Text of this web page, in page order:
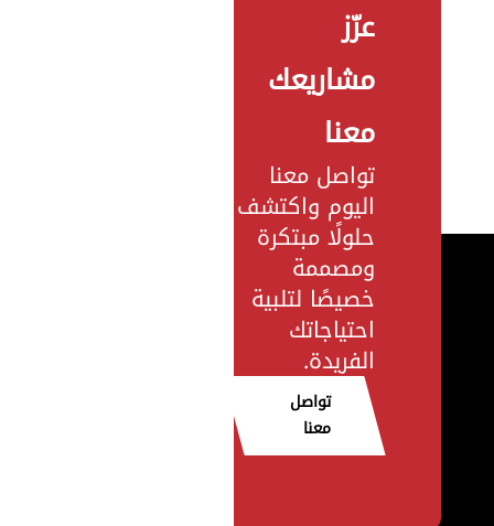
عزّز
مشاريعك
معنا
تواصل معنا
اليوم واكتشف
حلولًا مبتكرة
ومصممة
خصيصًا لتلبية
احتياجاتك
الفريدة.
تواصل
معنا